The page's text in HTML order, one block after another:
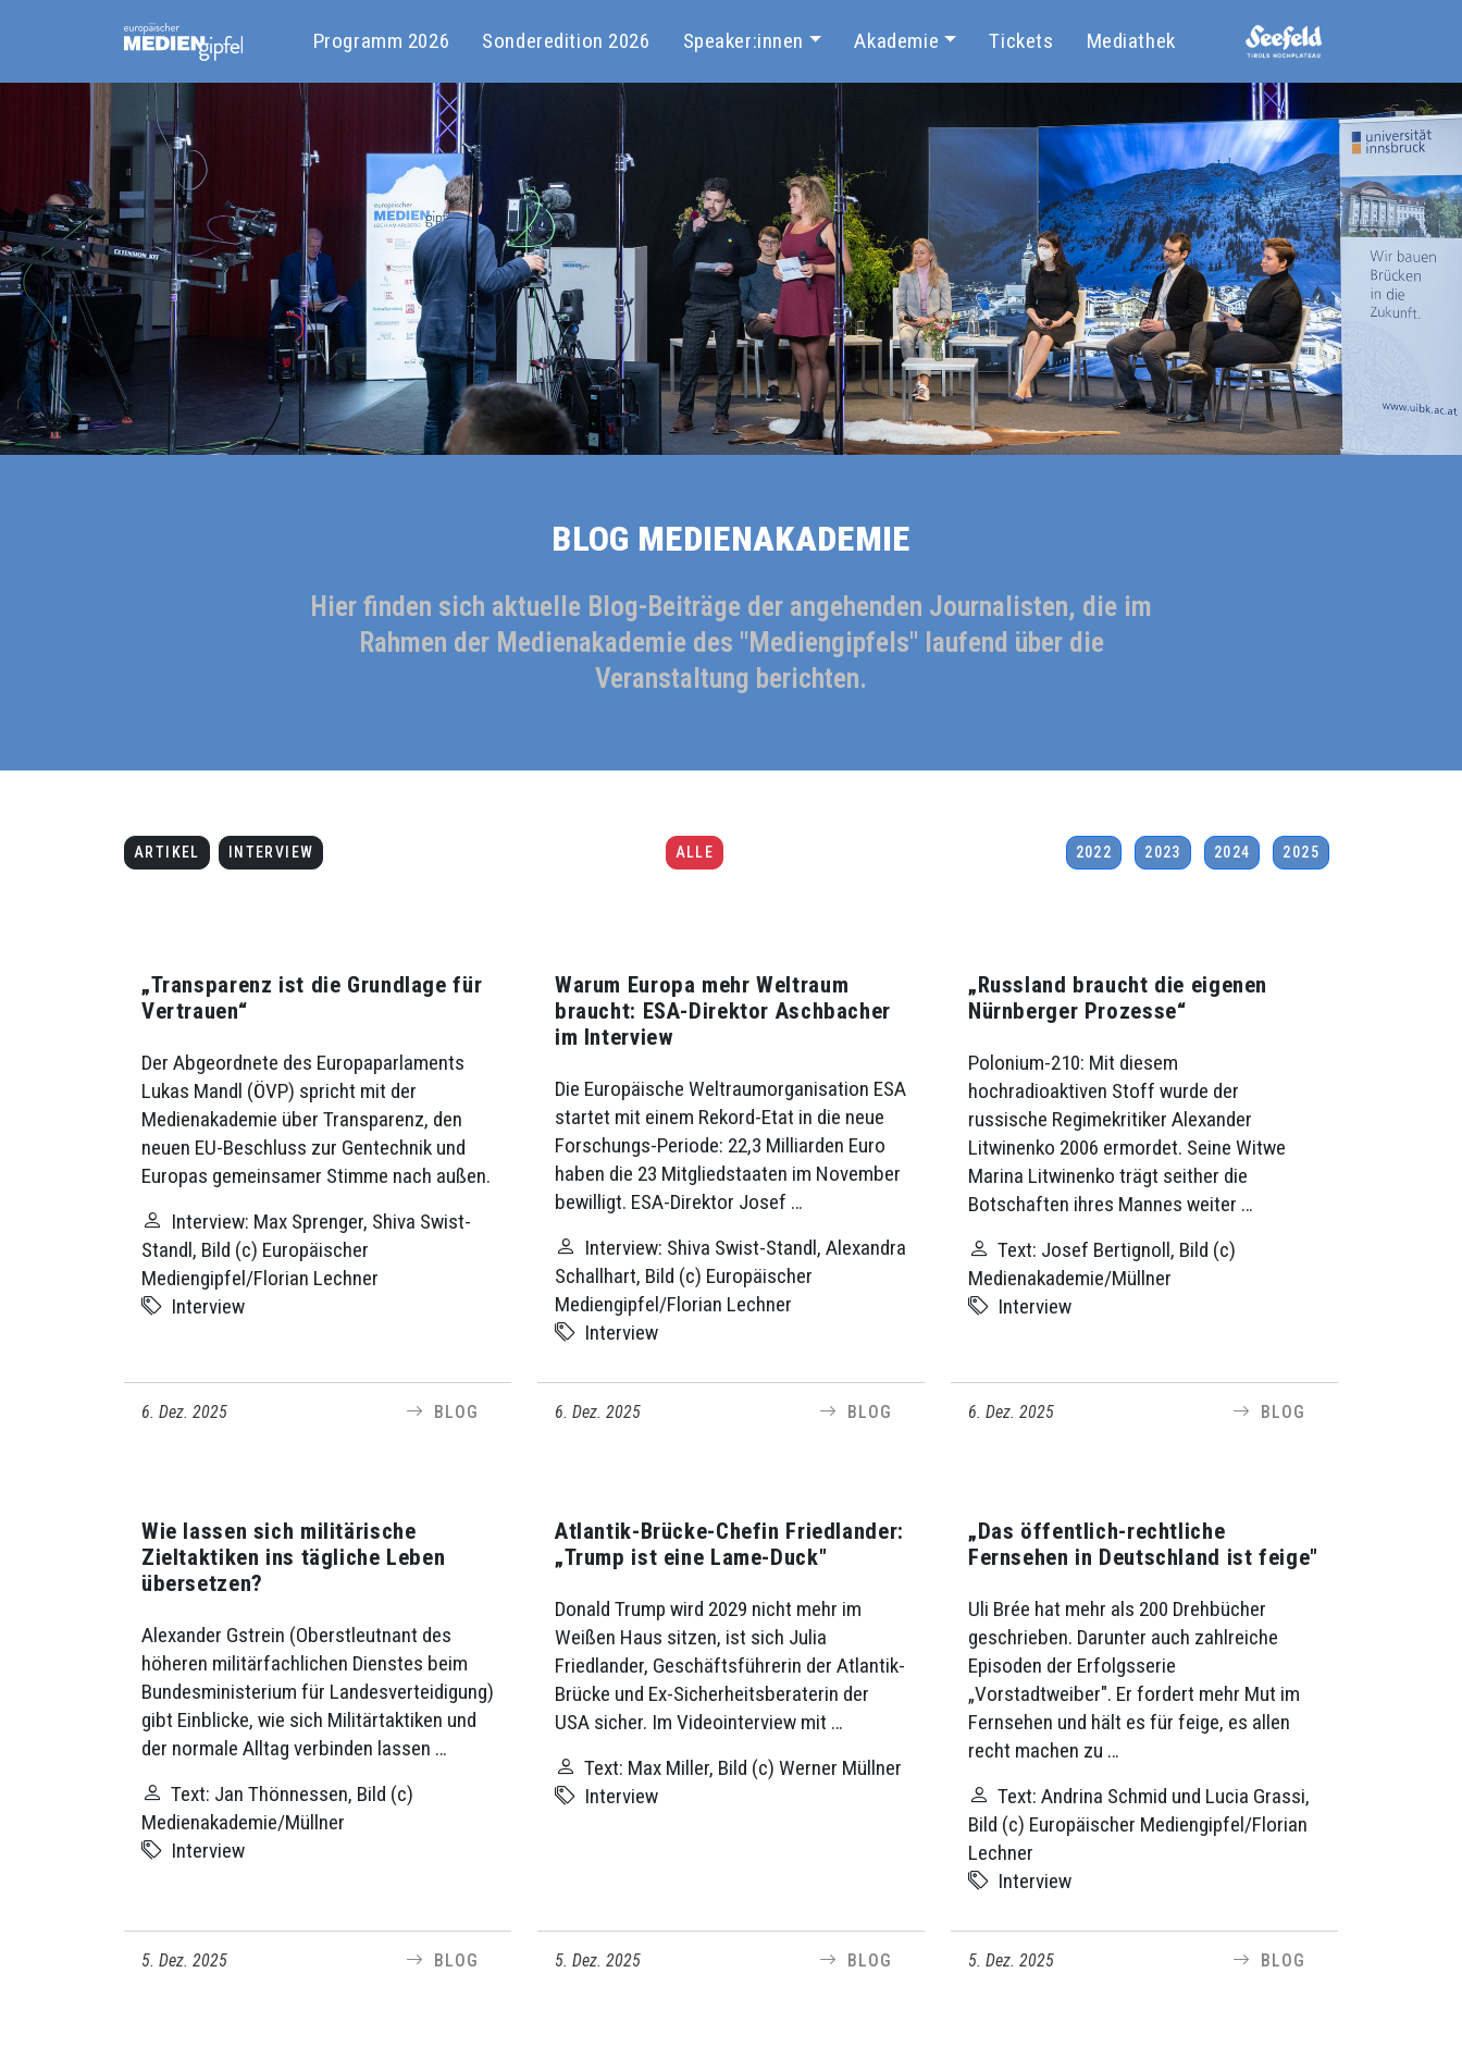
Programm 2026 Sonderedition 2026 Speaker:innen Akademie Tickets Mediathek
BLOG MEDIENAKADEMIE
Hier finden sich aktuelle Blog-Beiträge der angehenden Journalisten, die im
Rahmen der Medienakademie des "Mediengipfels" laufend über die
Veranstaltung berichten.
ARTIKEL INTERVIEW ALLE 2022 2023 2024 2025
„Transparenz ist die Grundlage für
Vertrauen“
Der Abgeordnete des Europaparlaments
Lukas Mandl (ÖVP) spricht mit der
Medienakademie über Transparenz, den
neuen EU-Beschluss zur Gentechnik und
Europas gemeinsamer Stimme nach außen.
Interview: Max Sprenger, Shiva Swist-
Standl, Bild (c) Europäischer
Mediengipfel/Florian Lechner
Interview
6. Dez. 2025 BLOG
Warum Europa mehr Weltraum
braucht: ESA-Direktor Aschbacher
im Interview
Die Europäische Weltraumorganisation ESA
startet mit einem Rekord-Etat in die neue
Forschungs-Periode: 22,3 Milliarden Euro
haben die 23 Mitgliedstaaten im November
bewilligt. ESA-Direktor Josef …
Interview: Shiva Swist-Standl, Alexandra
Schallhart, Bild (c) Europäischer
Mediengipfel/Florian Lechner
Interview
6. Dez. 2025 BLOG
„Russland braucht die eigenen
Nürnberger Prozesse“
Polonium-210: Mit diesem
hochradioaktiven Stoff wurde der
russische Regimekritiker Alexander
Litwinenko 2006 ermordet. Seine Witwe
Marina Litwinenko trägt seither die
Botschaften ihres Mannes weiter …
Text: Josef Bertignoll, Bild (c)
Medienakademie/Müllner
Interview
6. Dez. 2025 BLOG
Wie lassen sich militärische
Zieltaktiken ins tägliche Leben
übersetzen?
Alexander Gstrein (Oberstleutnant des
höheren militärfachlichen Dienstes beim
Bundesministerium für Landesverteidigung)
gibt Einblicke, wie sich Militärtaktiken und
der normale Alltag verbinden lassen …
Text: Jan Thönnessen, Bild (c)
Medienakademie/Müllner
Interview
5. Dez. 2025 BLOG
Atlantik-Brücke-Chefin Friedlander:
„Trump ist eine Lame-Duck"
Donald Trump wird 2029 nicht mehr im
Weißen Haus sitzen, ist sich Julia
Friedlander, Geschäftsführerin der Atlantik-
Brücke und Ex-Sicherheitsberaterin der
USA sicher. Im Videointerview mit …
Text: Max Miller, Bild (c) Werner Müllner
Interview
5. Dez. 2025 BLOG
„Das öffentlich-rechtliche
Fernsehen in Deutschland ist feige"
Uli Brée hat mehr als 200 Drehbücher
geschrieben. Darunter auch zahlreiche
Episoden der Erfolgsserie
„Vorstadtweiber". Er fordert mehr Mut im
Fernsehen und hält es für feige, es allen
recht machen zu …
Text: Andrina Schmid und Lucia Grassi,
Bild (c) Europäischer Mediengipfel/Florian
Lechner
Interview
5. Dez. 2025 BLOG